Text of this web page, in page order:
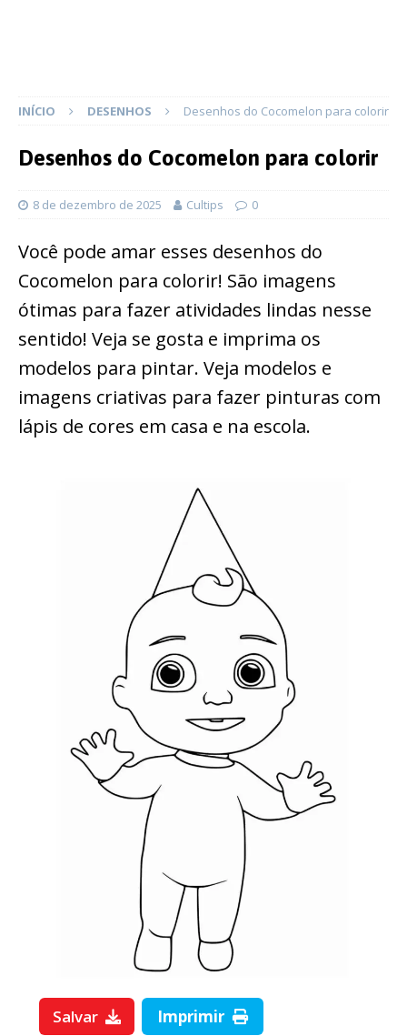
INÍCIO DESENHOS Desenhos do Cocomelon para colorir
Desenhos do Cocomelon para colorir
8 de dezembro de 2025 Cultips 0
Você pode amar esses desenhos do
Cocomelon para colorir! São imagens
ótimas para fazer atividades lindas nesse
sentido! Veja se gosta e imprima os
modelos para pintar. Veja modelos e
imagens criativas para fazer pinturas com
lápis de cores em casa e na escola.
Salvar Imprimir